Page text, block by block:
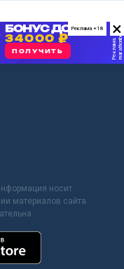
×
Реклама +18
носит
материалов сайта